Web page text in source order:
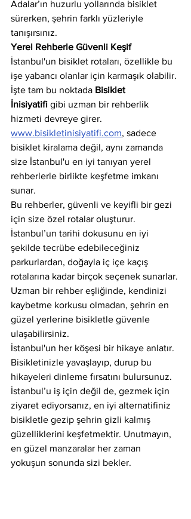
Adalar’ın huzurlu yollarında bisiklet
sürerken, şehrin farklı yüzleriyle
tanışırsınız.
Yerel Rehberle Güvenli Keşif
İstanbul'un bisiklet rotaları, özellikle bu
işe yabancı olanlar için karmaşık olabilir.
İşte tam bu noktada Bisiklet
İnisiyatifi gibi uzman bir rehberlik
hizmeti devreye girer.
www.bisikletinisiyatifi.com, sadece
bisiklet kiralama değil, aynı zamanda
size İstanbul'u en iyi tanıyan yerel
rehberlerle birlikte keşfetme imkanı
sunar.
Bu rehberler, güvenli ve keyifli bir gezi
için size özel rotalar oluşturur.
İstanbul’un tarihi dokusunu en iyi
şekilde tecrübe edebileceğiniz
parkurlardan, doğayla iç içe kaçış
rotalarına kadar birçok seçenek sunarlar.
Uzman bir rehber eşliğinde, kendinizi
kaybetme korkusu olmadan, şehrin en
güzel yerlerine bisikletle güvenle
ulaşabilirsiniz.
İstanbul'un her köşesi bir hikaye anlatır.
Bisikletinizle yavaşlayıp, durup bu
hikayeleri dinleme fırsatını bulursunuz.
İstanbul’u iş için değil de, gezmek için
ziyaret ediyorsanız, en iyi alternatifiniz
bisikletle gezip şehrin gizli kalmış
güzelliklerini keşfetmektir. Unutmayın,
en güzel manzaralar her zaman
yokuşun sonunda sizi bekler.